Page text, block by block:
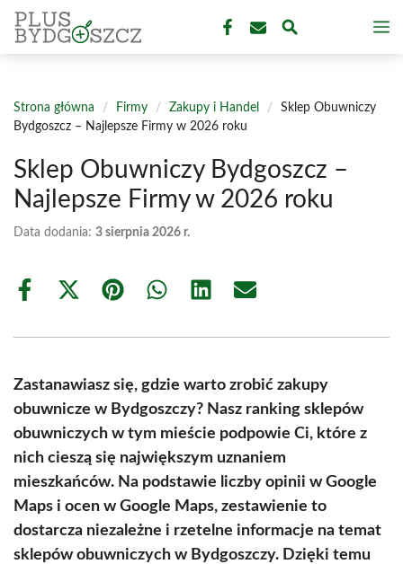
Przejdź
do
treści
Strona główna / Firmy / Zakupy i Handel /
Sklep Obuwniczy
Bydgoszcz – Najlepsze Firmy w 2026 roku
Sklep Obuwniczy Bydgoszcz –
Najlepsze Firmy w 2026 roku
Data dodania: 3 sierpnia 2026 r.
Share
Share
(Twitter)
Share Share Share Share
Zastanawiasz się, gdzie warto zrobić zakupy
obuwnicze w Bydgoszczy? Nasz ranking sklepów
obuwniczych w tym mieście podpowie Ci, które z
nich cieszą się największym uznaniem
mieszkańców. Na podstawie liczby opinii w Google
Maps i ocen w Google Maps, zestawienie to
dostarcza niezależne i rzetelne informacje na temat
sklepów obuwniczych w Bydgoszczy. Dzięki temu